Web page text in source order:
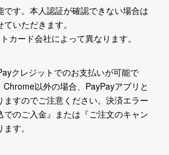
です。本人認証が確認できない場合は
いただきます。
カード会社によって異なります。
クレジットでのお支払いが可能で
以外の場合、PayPayアプリと
ますのでご注意ください。決済エラー
でのご入金』または『ご注文のキャン
す。